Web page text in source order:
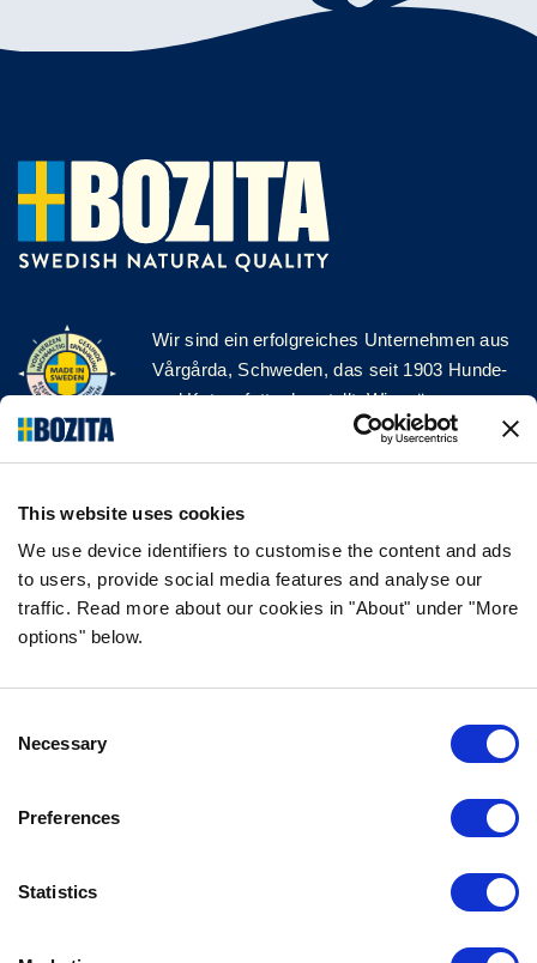
This website uses cookies
We use device identifiers to customise the content and ads
to users, provide social media features and analyse our
traffic. Read more about our cookies in "About" under "More
options" below.
Selection
Necessary
Preferences
Statistics
Wir sind ein erfolgreiches Unternehmen aus
Vårgårda, Schweden, das seit 1903 Hunde-
und Katzenfutter herstellt. Wir mögen es
natürlich und einfach. Wir stellen unser
Hunde- und Katzenfutter aus hochwertigen
FOLGE UNS AUF SOCIAL MEDIA
FAQ